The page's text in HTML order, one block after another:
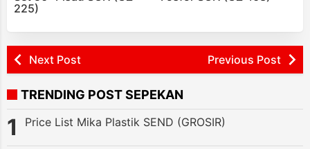
225)
Next Post Previous Post
TRENDING POST SEPEKAN
Price List Mika Plastik SEND (GROSIR)